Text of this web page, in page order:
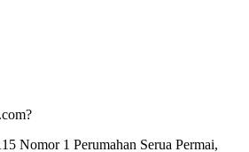
Nomor 1 Perumahan Serua Permai,